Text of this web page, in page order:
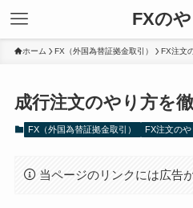
FXの
ホーム FX（外国為替証拠金取引） FX注文
成行注文のやり方を
FX（外国為替証拠金取引） FX注文の
当ページのリンクには広告